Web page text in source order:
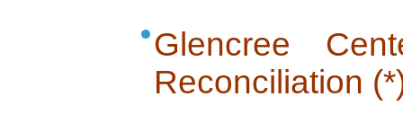
Glencree
Reconciliation